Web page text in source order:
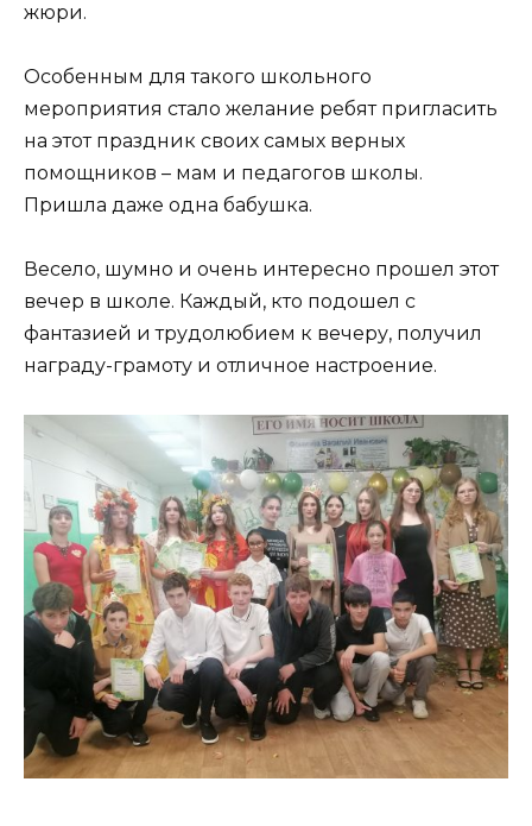
жюри.
Особенным для такого школьного
мероприятия стало желание ребят пригласить
на этот праздник своих самых верных
помощников – мам и педагогов школы.
Пришла даже одна бабушка.
Весело, шумно и очень интересно прошел этот
вечер в школе. Каждый, кто подошел с
фантазией и трудолюбием к вечеру, получил
награду-грамоту и отличное настроение.